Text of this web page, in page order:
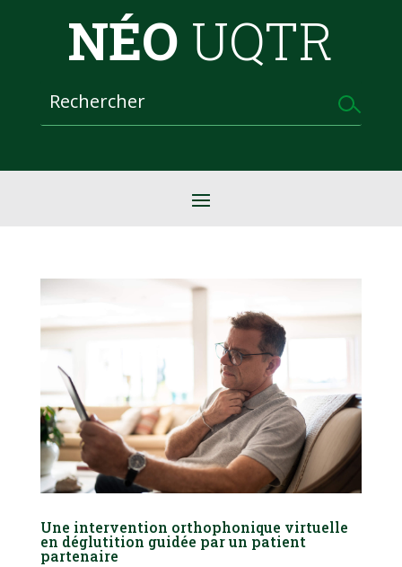
NÉO UQTR
Une intervention orthophonique virtuelle
en déglutition guidée par un patient
partenaire